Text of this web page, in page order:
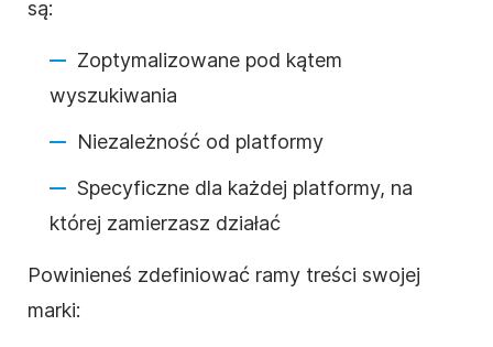
są:
Zoptymalizowane pod kątem
wyszukiwania
Niezależność od platformy
Specyficzne dla każdej platformy, na
której zamierzasz działać
Powinieneś zdefiniować ramy treści swojej
marki: